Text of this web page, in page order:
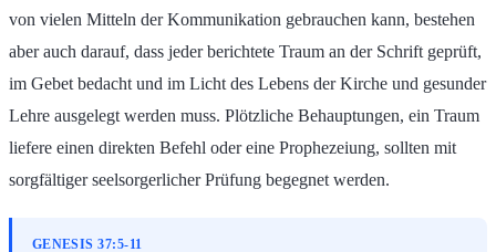
von vielen Mitteln der Kommunikation gebrauchen kann, bestehen
aber auch darauf, dass jeder berichtete Traum an der Schrift geprüft,
im Gebet bedacht und im Licht des Lebens der Kirche und gesunder
Lehre ausgelegt werden muss. Plötzliche Behauptungen, ein Traum
liefere einen direkten Befehl oder eine Prophezeiung, sollten mit
sorgfältiger seelsorgerlicher Prüfung begegnet werden.
GENESIS 37:5-11